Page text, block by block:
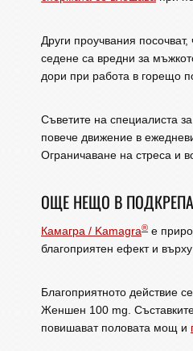
Други проучвания
седене са вредни за
дори при работа в горещо
Съветите на специалиста
повече движение в
Ограничаване на стреса и
ОЩЕ НЕЩО В
Камагра / Kamagra® е
благоприятен ефект и
Благоприятното действие
Женшен 100 mg.
повишават половата мощ и